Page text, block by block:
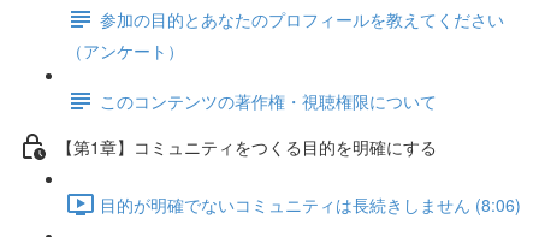
参加の目的とあなたのプロフィールを教えてください
（アンケート）
このコンテンツの著作権・視聴権限について
【第1章】コミュニティをつくる目的を明確にする
目的が明確でないコミュニティは長続きしません (8:06)